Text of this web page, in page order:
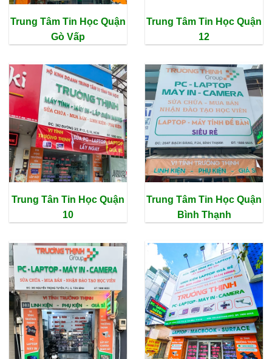
Trung Tâm Tin Học Quận
Gò Vấp
Trung Tâm Tin Học Quận
12
Trung Tân Tin Học Quận
10
Trung Tâm Tin Học Quận
Bình Thạnh